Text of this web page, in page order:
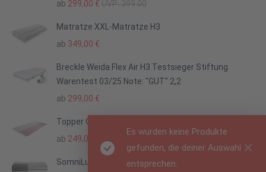
Es wurden keine Produkte
gefunden, die deiner Auswahl
entsprechen.
5.00von 5
ab 299,00 € UVP: 399.00
Matratze XXL-Matratze H3
ab 349,00 €
Breckle Weida Flex Air H3 Testsieger Stiftung
Warentest 03/25 Note: "GUT" 2,2
ab 299,00 €
Topper Gel-Schaum
ab 249,00
SomniLux K